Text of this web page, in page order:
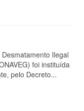
Ilegal
foi instituída
pelo Decreto...